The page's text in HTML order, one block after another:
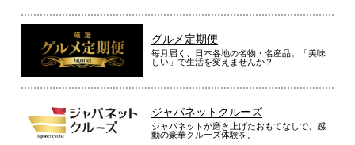
（東京都50代Y.Y様）
保温で時間が経っても美味しい
炊き立て時のごはんの艶がいいです。また最大２４時間の保温
グルメ定期便
毎月届く、日本各地の名物・名産品。「美味
しい」で生活を変えませんか？
ジャパネットクルーズ
ジャパネットが磨き上げたおもてなしで、感
動の豪華クルーズ体験を。